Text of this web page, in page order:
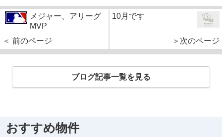
メジャー、アリーグ
MVP
＜ 前のページ
10月です
＞次のページ
ブログ記事一覧を見る
おすすめ物件